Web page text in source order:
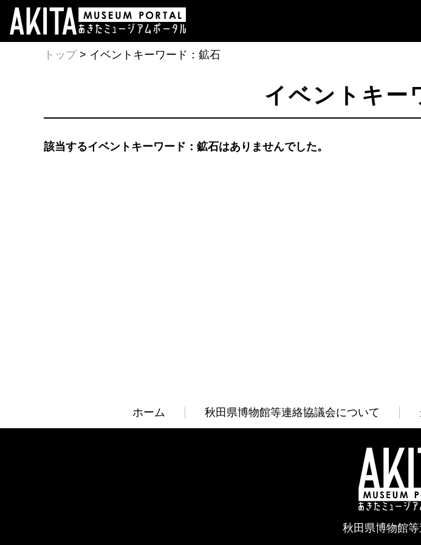
トップ> イベントキーワード：鉱石
イベントキー
該当するイベントキーワード：鉱石はありませんでした。
ホーム 秋田県博物館等連絡協議会について
秋田県博物館